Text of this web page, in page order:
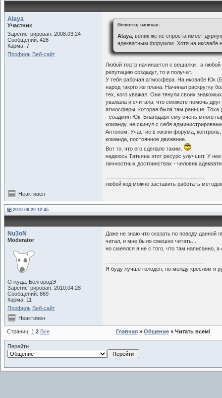
Alaya
Участник
Зарегистрирован: 2008.03.24
Сообщений: 426
Карма: 7
Профиль Веб-сайт
Gemorroj написал:
Alaya , веник же не спроста имеет
адекватным форумом. Хотя на иксвабе
Любой театр начинается с вешалки , а
репутацию создадут, то и получат.
У тебя рабочая атмосфера. На иксвабе Юк
народ такого же плана. Начинал раскрутку
тех, кого уважал. Они тянули своих
уважала и считала, что сможете помочь
атмосферы, которая была там раньше. Тоха
- соадмин Юк. Благодаря ему очень много
команду, не скинул с себя
Антоном. Участие в жизни форума,
команда, постоянное движение..
Вот то, что его сделало таким.
надеюсь Татьяна этот ресурс улучшит. У
личностных достоинствах - человек
любой код можно заставить работать
Неактивен
2010.09.20 12:45
Nu3oN
Moderator
Откуда: БелгородЭ
Зарегистрирован: 2010.04.28
Сообщений: 869
Карма: 11
Профиль Веб-сайт
Даже не знаю что сказать по поводу данной
читал, и мне было смешно читать...
но смеялся я не с того, что там написанно,
Я буду лучше голоден, но между креслом и
Неактивен
Страниц: 1 2 Все Главная » Общение » Читать всем!
Перейти